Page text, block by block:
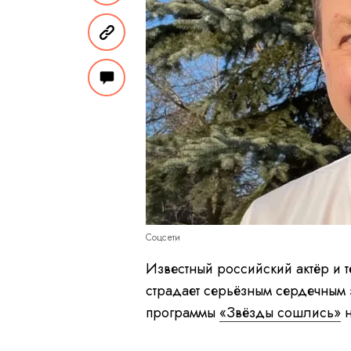
Соцсети
Известный российский актёр
страдает серьёзным
программы «Звёзды сошлись»